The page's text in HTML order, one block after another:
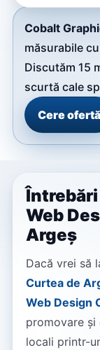
Cobalt
măsurabile cu
Discutăm 15
scurtă cale
Cere ofertă
Web
Argeș
Dacă vrei să
Curtea de
Web Design
promovare și
locali printr-